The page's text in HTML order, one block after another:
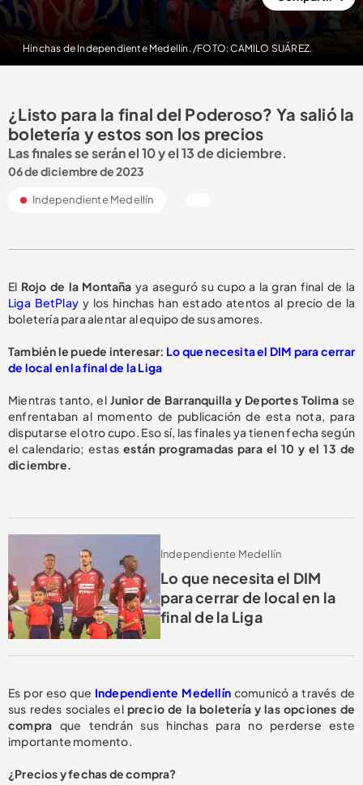
Hinchas de Independiente Medellín. /FOTO: CAMILO SUÁREZ.
¿Listo para la final del Poderoso? Ya salió la
boletería y estos son los precios
Las finales se serán el 10 y el 13 de diciembre.
06 de diciembre de 2023
Independiente Medellín
El Rojo de la Montaña ya aseguró su cupo a la gran final de la
Liga BetPlay y los hinchas han estado atentos al precio de la
boletería para alentar al equipo de sus amores.
También le puede interesar: Lo que necesita el DIM para cerrar
de local en la final de la Liga
Mientras tanto, elJunior de Barranquilla y Deportes Tolimase
enfrentaban al momento de publicación de esta nota, para
disputarse el otro cupo. Eso sí, las finales ya tienen fecha según
el calendario; estas están programadas para el 10 y el 13 de
diciembre.
Independiente Medellín
Lo que necesita el DIM
para cerrar de local en la
final de la Liga
Es por eso que Independiente Medellíncomunicó a través de
sus redes sociales el precio de la boletería y las opciones de
compra que tendrán sus hinchas para no perderse este
importante momento.
¿Precios y fechas de compra?